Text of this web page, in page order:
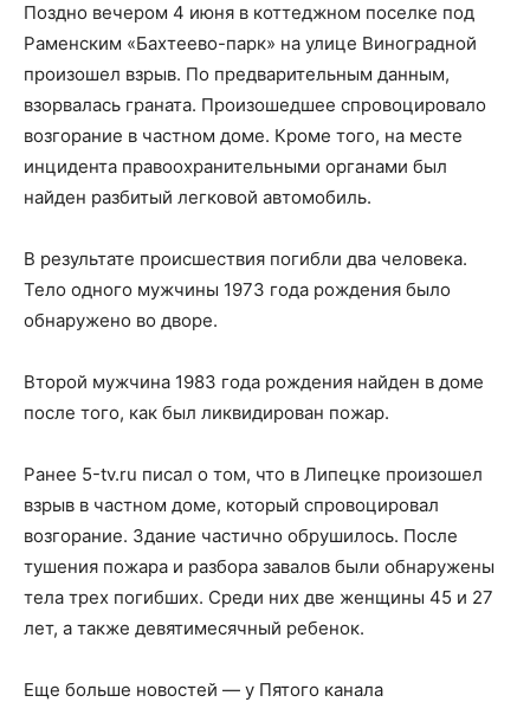
Поздно вечером 4 июня в коттеджном поселке под
Раменским «Бахтеево-парк» на улице Виноградной
произошел взрыв. По предварительным данным,
взорвалась граната. Произошедшее спровоцировало
возгорание в частном доме. Кроме того, на месте
инцидента правоохранительными органами был
найден разбитый легковой автомобиль.
В результате происшествия погибли два человека.
Тело одного мужчины 1973 года рождения было
обнаружено во дворе.
Второй мужчина 1983 года рождения найден в доме
после того, как был ликвидирован пожар.
Ранее 5-tv.ru писал о том, что в Липецке произошел
взрыв в частном доме, который спровоцировал
возгорание. Здание частично обрушилось. После
тушения пожара и разбора завалов были обнаружены
тела трех погибших. Среди них две женщины 45 и 27
лет, а также девятимесячный ребенок.
Еще больше новостей — у Пятого канала